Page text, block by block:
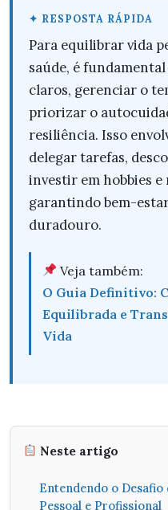
Para equilibrar vida
saúde, é
claros, gerenciar o
priorizar o
resiliência. Isso
delegar tarefas,
investir em hobbies
garantindo bem-
duradouro.
Veja também:
O Guia Definitivo:
Equilibrada e
Vida
Neste artigo
Entendendo o
Pessoal e Profissional